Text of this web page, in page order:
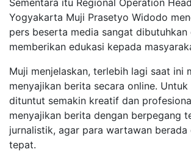
Sementara itu Regional Operation
Yogyakarta Muji Prasetyo Widodo
pers beserta media sangat dibutuhkan
memberikan edukasi kepada
Muji menjelaskan, terlebih lagi saat ini
menyajikan berita secara online.
dituntut semakin kreatif dan
menyajikan berita dengan berpegang
jurnalistik, agar para wartawan
tepat.